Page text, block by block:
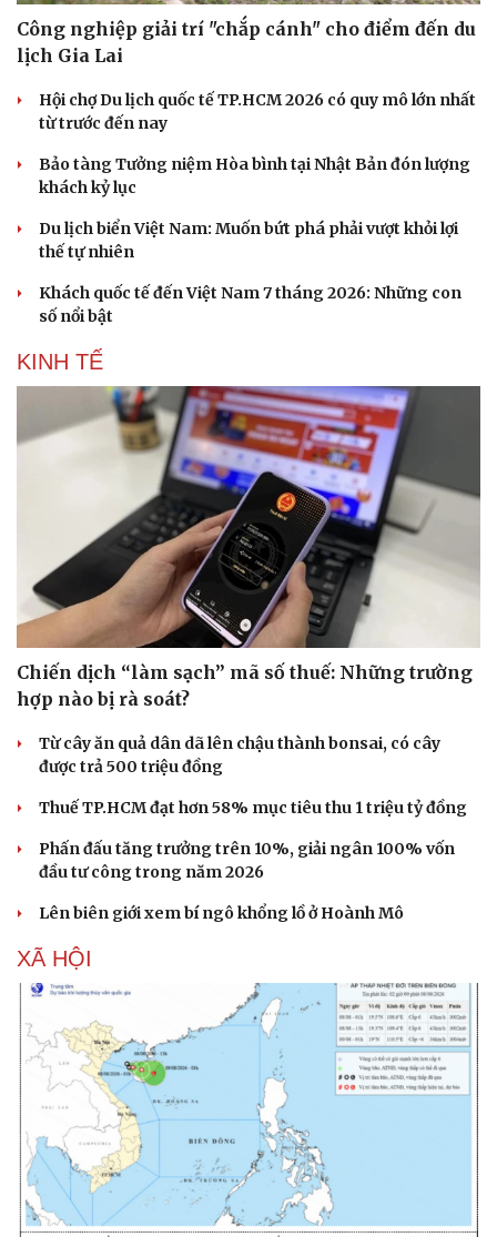
Văn hóa
Sân khấu - Điện ảnh
Văn học
Âm nhạc
Di sản
Giải trí
Nghệ sĩ
Thời trang
Sao Việt
Công nghiệp giải trí "chắp cánh" cho điểm đến du
lịch Gia Lai
Hội chợ Du lịch quốc tế TP.HCM 2026 có quy mô lớn nhất
từ trước đến nay
Bảo tàng Tưởng niệm Hòa bình tại Nhật Bản đón lượng
khách kỷ lục
Du lịch biển Việt Nam: Muốn bứt phá phải vượt khỏi lợi
thế tự nhiên
Khách quốc tế đến Việt Nam 7 tháng 2026: Những con
số nổi bật
KINH TẾ
Chiến dịch “làm sạch” mã số thuế: Những trường
hợp nào bị rà soát?
Từ cây ăn quả dân dã lên chậu thành bonsai, có cây
được trả 500 triệu đồng
Thuế TP.HCM đạt hơn 58% mục tiêu thu 1 triệu tỷ đồng
Phấn đấu tăng trưởng trên 10%, giải ngân 100% vốn
đầu tư công trong năm 2026
Lên biên giới xem bí ngô khổng lồ ở Hoành Mô
XÃ HỘI